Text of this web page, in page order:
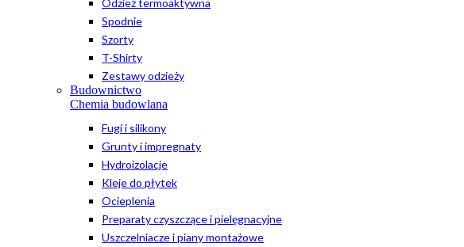
Odzież termoaktywna
Spodnie
Szorty
T-Shirty
Zestawy odzieży
Budownictwo
Chemia budowlana
Fugi i silikony
Grunty i impregnaty
Hydroizolacje
Kleje do płytek
Ocieplenia
Preparaty czyszczące i pielęgnacyjne
Uszczelniacze i piany montażowe